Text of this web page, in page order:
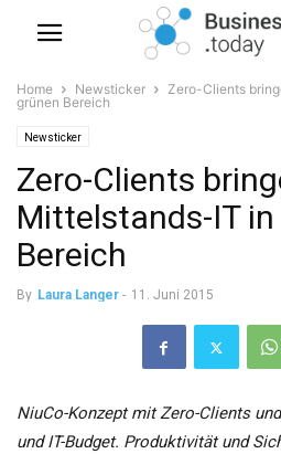
Home Newsticker
Zero-Clients
grünen Bereich
Newsticker
Zero-Clients
Mittelstands-IT
Bereich
By Laura Langer - 11. Juni 2015
NiuCo-Konzept mit Zero-Clients
und IT-Budget. Produktivität und